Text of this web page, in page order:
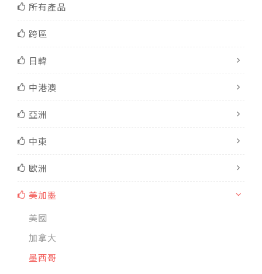
所有產品
跨區
日韓
中港澳
亞洲
中東
歐洲
美加墨
美國
加拿大
墨西哥